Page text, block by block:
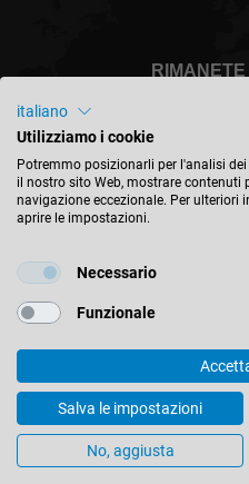
RIMANETE
Italia
TROVA
© 2026 Leitz
Impressum
Contatti Privacy
italiano
Utilizziamo i cookie
Potremmo posizionarli per l'analisi
il nostro sito Web, mostrare contenuti
navigazione eccezionale. Per
aprire le impostazioni.
Necessario
Funzionale
Salva le impostazioni
No, aggiusta